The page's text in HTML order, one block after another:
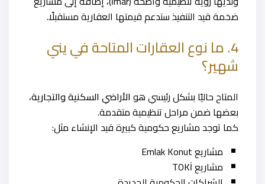
ضخمة قيد التنفيذ ستدعم قيمتها العقارية مستقبلًا.
4. ما نوع العقارات المتاحة في يني
شهير؟
المتاح حاليًا بشكل رئيسي هوالأراضي السكنية والتجارية،
بعضها ضمن مراحل تنظيمية متقدمة.
كما توجد مشاريع حكومية كبيرة قيد الإنشاء مثل:
مشاريع Emlak Konut
مشاريع TOKİ